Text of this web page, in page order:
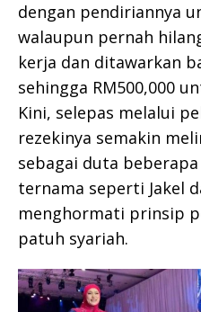
dengan pendiriannya
walaupun pernah
kerja dan ditawarkan
sehingga RM500,000
Kini, selepas melalui
rezekinya semakin
sebagai duta
ternama seperti Jakel
menghormati prinsip
patuh syariah.